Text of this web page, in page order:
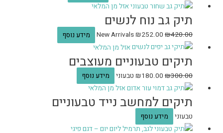
אזל מן המלאי
תיק גב נוח לנשים
₪420.00
₪252.00
New Arrivals
מידע נוסף
אזל מן המלאי
תיקים טבעוניים מעוצבים
₪300.00
₪180.00 טבעוני
מידע נוסף
אזל מן המלאי
תיקים למחשב נייד טבעוניים
טבעוני מידע נוסף